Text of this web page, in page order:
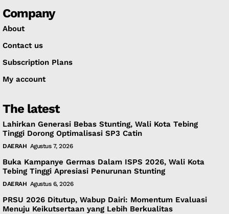
Company
About
Contact us
Subscription Plans
My account
The latest
Lahirkan Generasi Bebas Stunting, Wali Kota Tebing
Tinggi Dorong Optimalisasi SP3 Catin
DAERAH Agustus 7, 2026
Buka Kampanye Germas Dalam ISPS 2026, Wali Kota
Tebing Tinggi Apresiasi Penurunan Stunting
DAERAH Agustus 6, 2026
PRSU 2026 Ditutup, Wabup Dairi: Momentum Evaluasi
Menuju Keikutsertaan yang Lebih Berkualitas